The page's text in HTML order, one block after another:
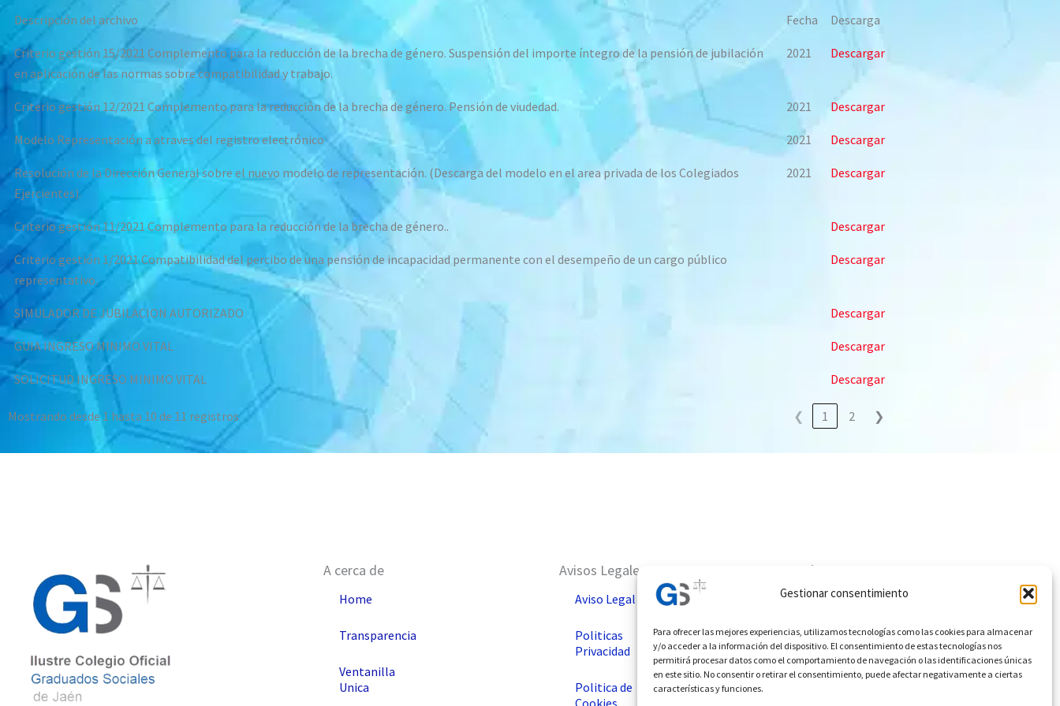
Gestionar consentimiento
Para ofrecer las mejores experiencias, utilizamos tecnologías como las cookies para almacenar
y/o acceder a la información del dispositivo. El consentimiento de estas tecnologías nos
permitirá procesar datos como el comportamiento de navegación o las identificaciones únicas
en este sitio. No consentir o retirar el consentimiento, puede afectar negativamente a ciertas
características y funciones.
Descripción del archivo Fecha Descarga
Criterio gestión 15/2021 Complemento para la reducción de la brecha de género. Suspensión del importe íntegro de la pensión de jubilación
en aplicación de las normas sobre compatibilidad y trabajo.
2021 Descargar
Criterio gestión 12/2021 Complemento para la reducción de la brecha de género. Pensión de viudedad. 2021 Descargar
Modelo Representación a atraves del registro electrónico 2021 Descargar
Resolución de la Dirección General sobre el nuevo modelo de representación. (Descarga del modelo en el area privada de los Colegiados
Ejercientes).
2021 Descargar
Criterio gestión 11/2021 Complemento para la reducción de la brecha de género.. Descargar
Criterio gestión 1/2021 Compatibilidad del percibo de una pensión de incapacidad permanente con el desempeño de un cargo público
representativo.
Descargar
SIMULADOR DE JUBILACION AUTORIZADO Descargar
GUIA INGRESO MINIMO VITAL Descargar
SOLICITUD INGRESO MINIMO VITAL Descargar
Mostrando desde 1 hasta 10 de 11 registros ❮ 1 2 ❯
A cerca de
Home
Transparencia
Ventanilla
Unica
Avisos Legales
Aviso Legal
Politicas
Privacidad
Politica de
Cookies
Siguenos
F
c
e
b
o
X
t
w
i
u
t
u
n
k
e